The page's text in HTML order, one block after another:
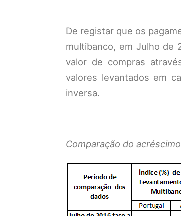
De registar que os
multibanco, em Julho de
valor de compras
valores levantados em
inversa.
Comparação do